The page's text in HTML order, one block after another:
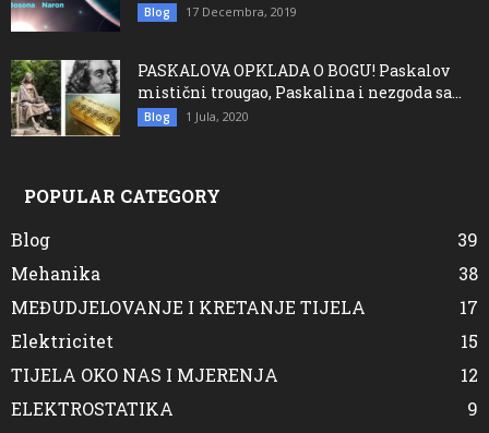
Blog 17 Decembra, 2019
PASKALOVA OPKLADA O BOGU! Paskalov
mistični trougao, Paskalina i nezgoda sa...
Blog 1 Jula, 2020
POPULAR CATEGORY
Blog
39
Mehanika
38
MEĐUDJELOVANJE I KRETANJE TIJELA
17
Elektricitet
15
TIJELA OKO NAS I MJERENJA
12
ELEKTROSTATIKA
9